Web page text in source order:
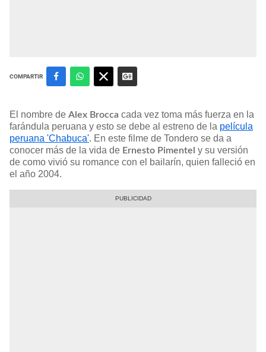
COMPARTIR
El nombre de Alex Brocca cada vez toma más fuerza en la
farándula peruana y esto se debe al estreno de la película
peruana 'Chabuca'. En este filme de Tondero se da a
conocer más de la vida de Ernesto Pimentel y su versión
de como vivió su romance con el bailarín, quien falleció en
el año 2004.